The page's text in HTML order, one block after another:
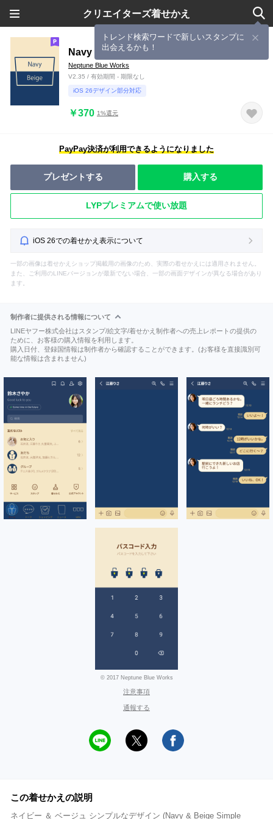
クリエイターズ着せかえ
トレンド検索ワードで新しいスタンプに
出会えるかも！
Navy & Beige Simple design 8
Neptune Blue Works
V2.35 / 有効期間 - 期限なし
iOS 26デザイン部分対応
￥370 1%還元
PayPay決済が利用できるようになりました
プレゼントする 購入する
LYPプレミアムで使い放題
iOS 26での着せかえ表示について
一部の画像は着せかえショップ掲載用の画像のため、実際の着せかえには適用されません。
また、ご利用のLINEバージョンが最新でない場合、一部の画面デザインが異なる場合があり
ます。
制作者に提供される情報について
LINEヤフー株式会社はスタンプ/絵文字/着せかえ制作者への売上レポートの提供の
ために、お客様の購入情報を利用します。
購入日付、登録国情報は制作者から確認することができます。(お客様を直接識別可
能な情報は含まれません)
© 2017 Neptune Blue Works
注意事項
通報する
この着せかえの説明
ネイビー ＆ ベージュ シンプルなデザイン (Navy & Beige Simple